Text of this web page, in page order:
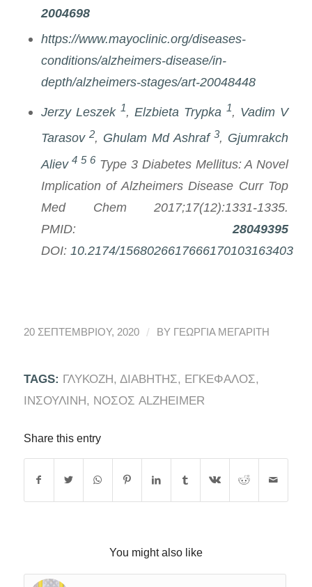
2004698
https://www.mayoclinic.org/diseases-
conditions/alzheimers-disease/in-
depth/alzheimers-stages/art-20048448
Jerzy Leszek 1,Elzbieta Trypka 1, Vadim V
Tarasov 2, Ghulam Md Ashraf 3, Gjumrakch
Aliev 4 5 6 Type 3 Diabetes Mellitus: A Novel
Implication of Alzheimers Disease Curr Top
Med Chem
2017;17(12):1331-1335.
PMID:28049395
DOI: 10.2174/1568026617666170103163403
20 ΣΕΠΤΕΜΒΡΊΟΥ, 2020 / BY ΓΕΩΡΓΙΑ ΜΕΓΑΡΙΤΗ
TAGS: ΓΛΥΚΌΖΗ, ΔΙΑΒΉΤΗΣ, ΕΓΚΈΦΑΛΟΣ,
ΙΝΣΟΥΛΊΝΗ, ΝΌΣΟΣ ALZHEIMER
Share this entry
You might also like